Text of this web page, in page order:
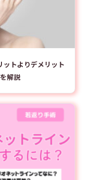
ットよりデメリット
解説